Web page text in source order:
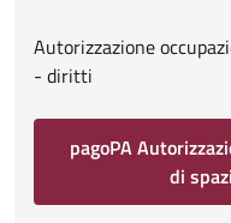
Autorizzazione
- diritti
pagoPA
di